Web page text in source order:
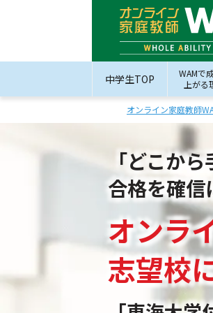
中学生TOP
WAMで
上がる
オンライン家庭教師
「どこか
合格を確信
オンラ
志望校